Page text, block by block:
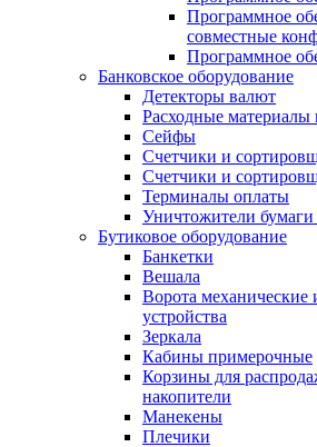
Программное
совместные
Программное
Банковское оборудование
Детекторы валют
Расходные
Сейфы
Счетчики и
Счетчики и
Терминалы оплаты
Уничтожители
Бутиковое оборудование
Банкетки
Вешала
Ворота механические
устройства
Зеркала
Кабины примерочные
Корзины для
накопители
Манекены
Плечики